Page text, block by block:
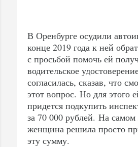
В Оренбурге осудили
конце 2019 года к ней
с просьбой помочь ей
водительское
согласилась, сказав, что
этот вопрос. Но для этого
придется подкупить
за 70 000 рублей. На
женщина решила просто
эту сумму.